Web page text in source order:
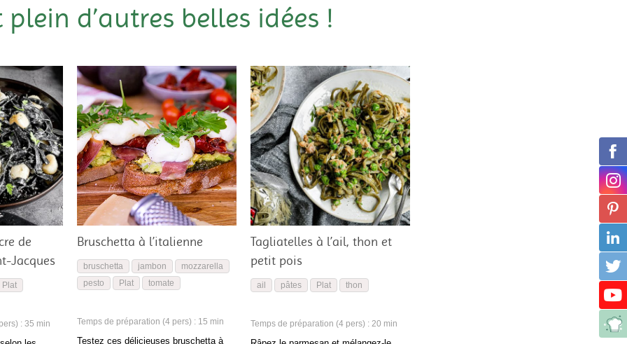
plein d’autres belles idées !
de
Jacques
Plat
: 35 min
Bruschetta à l’italienne
bruschetta jambon
mozzarella
pesto
Plat tomate
Temps de préparation (4 pers) : 15 min
Testez ces délicieuses bruschetta à
Tagliatelles à l’ail, thon et
petit pois
ail pâtes Plat thon
Temps de préparation (4 pers) : 20 min